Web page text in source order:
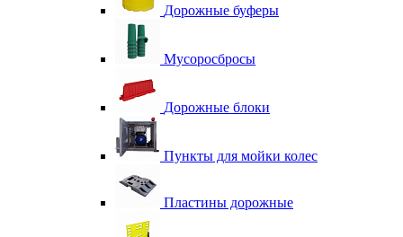
Дорожные буферы
Мусоросбросы
Дорожные блоки
Пункты для мойки колес
Пластины дорожные